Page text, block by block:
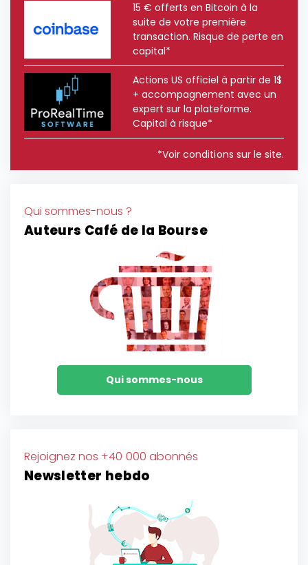
15 € offerts en Bitcoin à la
suite de votre première
transaction. Risque de perte en
capital*
Actions US officiel à partir de 1$
+ accompagnement avec un
expert sur la plateforme.
Capital à risque*
*Voir conditions sur le site.
Qui sommes-nous ?
Auteurs Café de la Bourse
Qui sommes-nous
Rejoignez nos +40 000 abonnés
Newsletter hebdo